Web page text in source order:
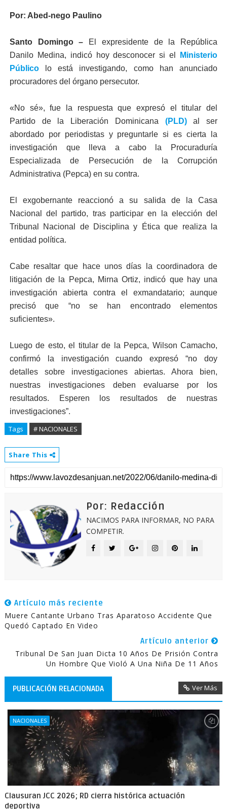
Por: Abed-nego Paulino
Santo Domingo – El expresidente de la República
Danilo Medina, indicó hoy desconocer si el
Ministerio
Públicolo está investigando, como han anunciado
procuradores del órgano persecutor.
«No sé», fue la respuesta que expresó el titular del
Partido de la Liberación Dominicana (PLD)al ser
abordado por periodistas y preguntarle si es cierta la
investigación que lleva a cabo la Procuraduría
Especializada de Persecución de la Corrupción
Administrativa (Pepca) en su contra.
El exgobernante reaccionó a su salida de la Casa
Nacional del partido, tras participar en la elección del
Tribunal Nacional de Disciplina y Ética que realiza la
entidad política.
Cabe resaltar que hace unos días la coordinadora de
litigación de la Pepca, Mirna Ortiz, indicó que hay una
investigación abierta contra el exmandatario; aunque
precisó que “no se han encontrado elementos
suficientes».
Luego de esto, el titular de la Pepca, Wilson Camacho,
confirmó la investigación cuando expresó “no doy
detalles sobre investigaciones abiertas. Ahora bien,
nuestras investigaciones deben evaluarse por los
resultados. Esperen los resultados de nuestras
investigaciones”.
Tags # NACIONALES
Share This
Por: Redacción
NACIMOS PARA INFORMAR, NO PARA
COMPETIR.
Artículo más reciente
Muere Cantante Urbano Tras Aparatoso Accidente Que
Quedó Captado En Video
Artículo anterior
Tribunal De San Juan Dicta 10 Años De Prisión Contra
Un Hombre Que Violó A Una Niña De 11 Años
PUBLICACIÓN RELACIONADA Ver Más
NACIONALES
Clausuran JCC 2026; RD cierra histórica actuación
deportiva